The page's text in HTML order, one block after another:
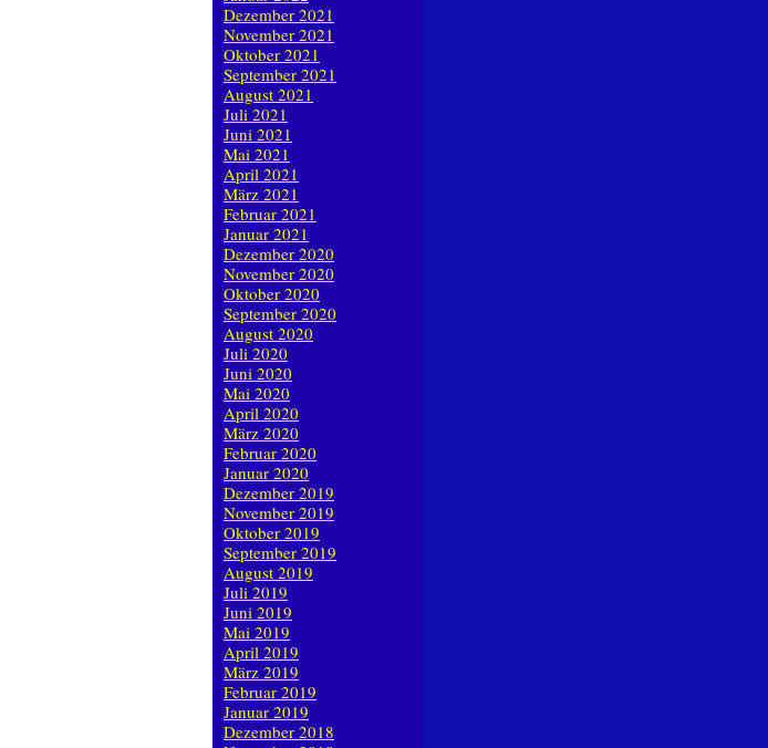
Dezember 2021
November 2021
Oktober 2021
September 2021
August 2021
Juli 2021
Juni 2021
Mai 2021
April 2021
März 2021
Februar 2021
Januar 2021
Dezember 2020
November 2020
Oktober 2020
September 2020
August 2020
Juli 2020
Juni 2020
Mai 2020
April 2020
März 2020
Februar 2020
Januar 2020
Dezember 2019
November 2019
Oktober 2019
September 2019
August 2019
Juli 2019
Juni 2019
Mai 2019
April 2019
März 2019
Februar 2019
Januar 2019
Dezember 2018